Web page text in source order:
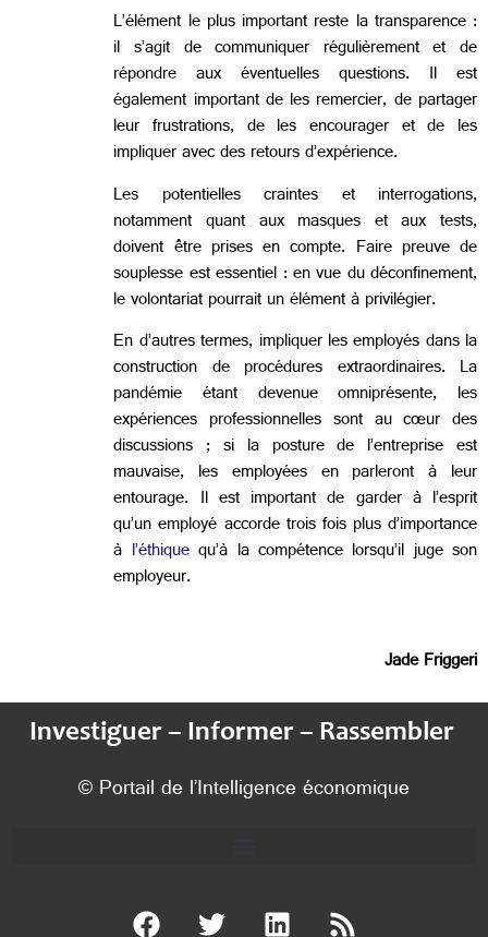
L’élément le plus important reste la transparence :
il s’agit de communiquer régulièrement et de
répondre aux éventuelles questions. Il est
également important de les remercier, de partager
leur frustrations, de les encourager et de les
impliquer avec des retours d’expérience.
Les potentielles craintes et interrogations,
notamment quant aux masques et aux tests,
doivent être prises en compte. Faire preuve de
souplesse est essentiel : en vue du déconfinement,
le volontariat pourrait un élément à privilégier.
En d’autres termes, impliquer les employés dans la
construction de procédures extraordinaires. La
pandémie étant devenue omniprésente, les
expériences professionnelles sont au cœur des
discussions ; si la posture de l’entreprise est
mauvaise, les employées en parleront à leur
entourage. Il est important de garder à l’esprit
qu’un employé accorde trois fois plus d’importance
à l’éthiquequ’à la compétence lorsqu’il juge son
employeur.
Jade Friggeri
Investiguer – Informer – Rassembler
© Portail de l’Intelligence économique